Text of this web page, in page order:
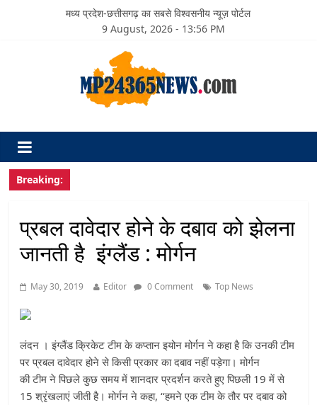
मध्य प्रदेश-छत्तीसगढ़ का सबसे विश्वसनीय न्यूज़ पोर्टल
9 August, 2026 - 13:56 PM
Breaking:
प्रबल दावेदार होने के दबाव को झेलना
जानती है इंग्लैंड : मोर्गन
May 30, 2019 Editor 0 Comment Top News
लंदन । इंग्लैंड क्रिकेट टीम के कप्तान इयोन मोर्गन ने कहा है कि उनकी टीम
पर प्रबल दावेदार होने से किसी प्रकार का दबाव नहीं पड़ेगा। मोर्गन
की टीम ने पिछले कुछ समय में शानदार प्रदर्शन करते हुए पिछली 19 में से
15 श्रृंखलाएं जीती है। मोर्गन ने कहा, ‘‘हमने एक टीम के तौर पर दबाव को